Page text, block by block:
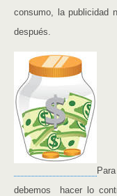
consumo, la publicidad
después.
debemos hacer lo